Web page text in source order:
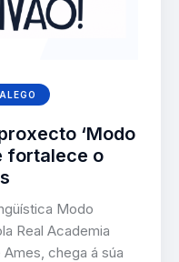
‘Modo
fortalece o
Modo
Real Academia
chega á súa